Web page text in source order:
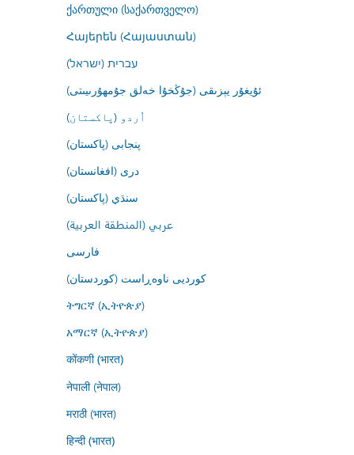
ქართული (საქართველო)
Հայերեն (Հայաստան)
עברית (ישראל)
ئۇيغۇر يېزىقى (جۇڭخۇا خەلق جۇمھۇرىيىتى)
اُردو (پاکستان)
پنجابی (پاکستان)
درى (افغانستان)
سنڌي (پاکستان)
عربي (المنطقة العربية)
فارسى
کوردیی ناوەڕاست (کوردستان)
ትግርኛ (ኢትዮጵያ)
አማርኛ (ኢትዮጵያ)
कोंकणी (भारत)
नेपाली (नेपाल)
मराठी (भारत)
हिन्दी (भारत)